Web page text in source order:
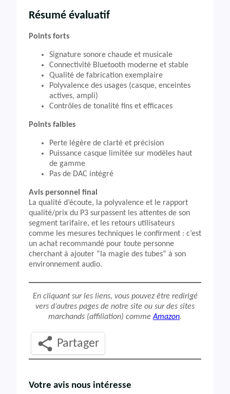
Résumé évaluatif
Points forts
Signature sonore chaude et musicale
Connectivité Bluetooth moderne et stable
Qualité de fabrication exemplaire
Polyvalence des usages (casque, enceintes
actives, ampli)
Contrôles de tonalité fins et efficaces
Points faibles
Perte légère de clarté et précision
Puissance casque limitée sur modèles haut
de gamme
Pas de DAC intégré
Avis personnel final
La qualité d’écoute, la polyvalence et le rapport
qualité/prix du P3 surpassent les attentes de son
segment tarifaire, et les retours utilisateurs
comme les mesures techniques le confirment : c’est
un achat recommandé pour toute personne
cherchant à ajouter “la magie des tubes” à son
environnement audio.
En cliquant sur les liens, vous pouvez être redirigé
vers d’autres pages de notre site ou sur des sites
marchands (affiliation) commeAmazon.
Partager
Votre avis nous intéresse